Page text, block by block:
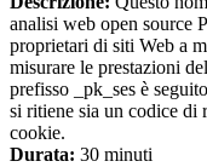
analisi web open source
proprietari di siti Web a
misurare le prestazioni
prefisso _pk_ses è
si ritiene sia un codice di
cookie.
Durata: 30 minuti